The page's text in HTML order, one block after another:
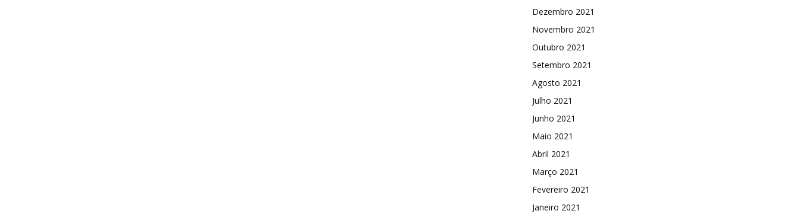
Dezembro 2021
Novembro 2021
Outubro 2021
Setembro 2021
Agosto 2021
Julho 2021
Junho 2021
Maio 2021
Abril 2021
Março 2021
Fevereiro 2021
Janeiro 2021